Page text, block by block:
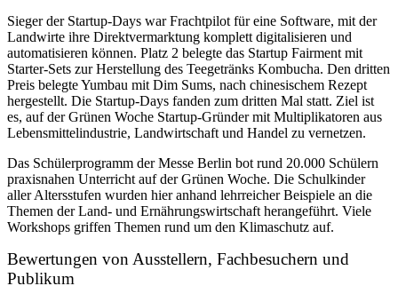
Sieger der Startup-Days war Frachtpilot für eine Software, mit der
Landwirte ihre Direktvermarktung komplett digitalisieren und
automatisieren können. Platz 2 belegte das Startup Fairment mit
Starter-Sets zur Herstellung des Teegetränks Kombucha. Den dritten
Preis belegte Yumbau mit Dim Sums, nach chinesischem Rezept
hergestellt. Die Startup-Days fanden zum dritten Mal statt. Ziel ist
es, auf der Grünen Woche Startup-Gründer mit Multiplikatoren aus
Lebensmittelindustrie, Landwirtschaft und Handel zu vernetzen.
Das Schülerprogramm der Messe Berlin bot rund 20.000 Schülern
praxisnahen Unterricht auf der Grünen Woche. Die Schulkinder
aller Altersstufen wurden hier anhand lehrreicher Beispiele an die
Themen der Land- und Ernährungswirtschaft herangeführt. Viele
Workshops griffen Themen rund um den Klimaschutz auf.
Bewertungen von Ausstellern, Fachbesuchern und
Publikum